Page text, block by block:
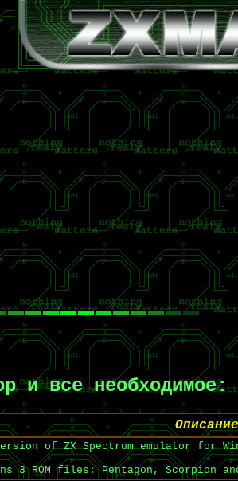
и все необходимое:
Описание
of ZX Spectrum emulator for
3 ROM files: Pentagon, Scorpion